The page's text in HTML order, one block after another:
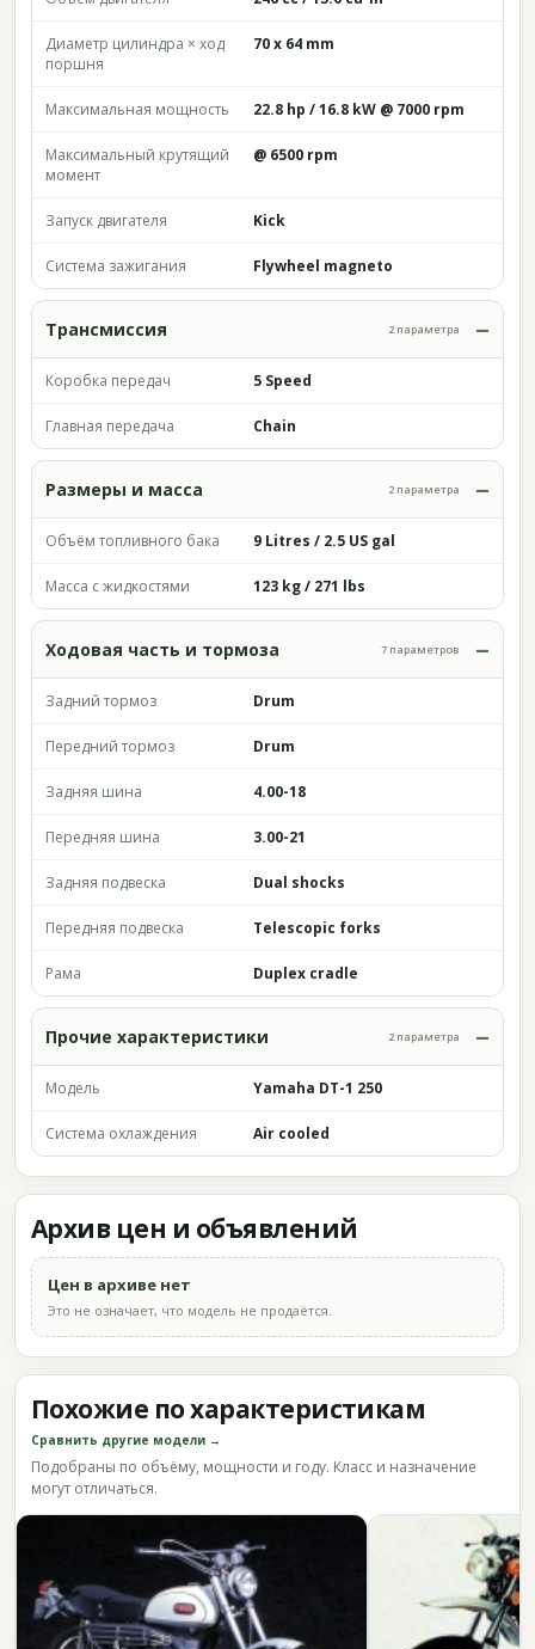
Диаметр цилиндра × ход
поршня
70 x 64 mm
Максимальная мощность 22.8 hp / 16.8 kW @ 7000 rpm
Максимальный крутящий
момент
@ 6500 rpm
Запуск двигателя Kick
Система зажигания Flywheel magneto
Трансмиссия 2 параметра
Коробка передач 5 Speed
Главная передача Chain
Размеры и масса 2 параметра
Объём топливного бака 9 Litres / 2.5 US gal
Масса с жидкостями 123 kg / 271 lbs
Ходовая часть и тормоза 7 параметров
Задний тормоз Drum
Передний тормоз Drum
Задняя шина 4.00-18
Передняя шина 3.00-21
Задняя подвеска Dual shocks
Передняя подвеска Telescopic forks
Рама Duplex cradle
Прочие характеристики 2 параметра
Модель Yamaha DT-1 250
Система охлаждения Air cooled
Архив цен и объявлений
Цен в архиве нет
Это не означает, что модель не продаётся.
Похожие по характеристикам
Сравнить другие модели →
Подобраны по объёму, мощности и году. Класс и назначение
могут отличаться.